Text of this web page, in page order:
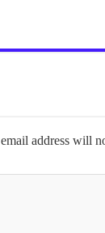
address will